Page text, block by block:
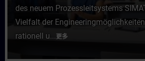
des neuem Prozessleitsystems
Vielfalt der
rationell u...更多